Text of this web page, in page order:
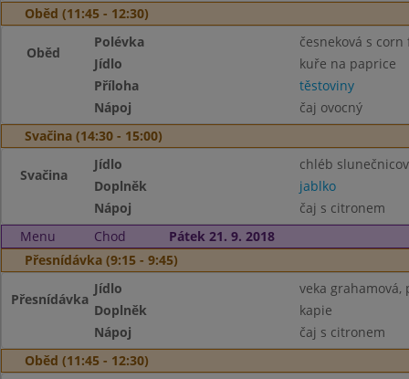
Oběd (11:45 - 12:30)
Oběd
Polévka
česneková s corn
Jídlo
kuře na paprice
Příloha
těstoviny
Nápoj
čaj ovocný
Svačina (14:30 - 15:00)
Svačina
Jídlo
chléb
Doplněk
jablko
Nápoj
čaj s citronem
Menu
Chod
Pátek 21. 9. 2018
Přesnídávka (9:15 - 9:45)
Přesnídávka
Jídlo
veka
Doplněk
kapie
Nápoj
čaj s citronem
Oběd (11:45 - 12:30)